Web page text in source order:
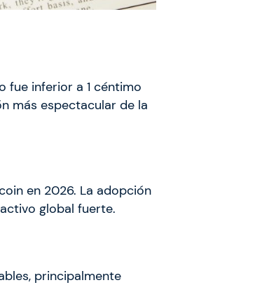
fue inferior a 1 céntimo
más espectacular de la
en 2026. La adopción
global fuerte.
principalmente